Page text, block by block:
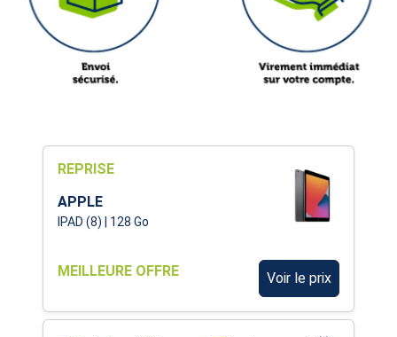
REPRISE
APPLE
IPAD (8) | 128 Go
MEILLEURE OFFRE Voir le prix